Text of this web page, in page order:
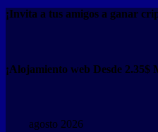
¡Invita a tus amigos a ganar
¡Alojamiento web Desde 2.35$
agosto 2026